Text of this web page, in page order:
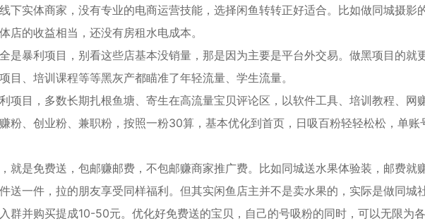
下实体商家，没有专业的电商运营技能，选择闲鱼转转正好适合。比如做同城摄影
店的收益相当，还没有房租水电成本。
是暴利项目，别看这些店基本没销量，那是因为主要是平台外交易。做黑项目的就
目、培训课程等等黑灰产都瞄准了年轻流量、学生流量。
项目，多数长期扎根鱼塘、寄生在高流量宝贝评论区，以软件工具、培训教程、网
粉、创业粉、兼职粉，按照一粉30算，基本优化到首页，日吸百粉轻轻松松，单账
就是免费送，包邮赚邮费，不包邮赚商家推广费。比如同城送水果体验装，邮费就
送一件，拉的朋友享受同样福利。但其实闲鱼店主并不是卖水果的，实际是做同城
群并购买提成10-50元。优化好免费送的宝贝，自己的号吸粉的同时，可以无限为